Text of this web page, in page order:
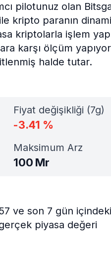
pilotunuz olan
kripto paranın
kriptolarla işlem
karşı ölçüm yapıyor
halde tutar.
Fiyat değişikliği (7g)
-3.41 %
Maksimum Arz
100 Mr
ve son 7 gün içindeki
piyasa değeri